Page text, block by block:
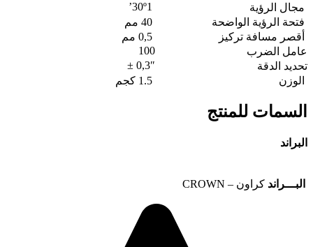
مجال الرؤية
فتحة الرؤية الواضحة
أقصر مسافة تركيز
عامل الضرب
100
تحديد الدقة
0,3″ ±
الوزن
السمات للمنتج
البراند
البـــراند كراون – CROWN